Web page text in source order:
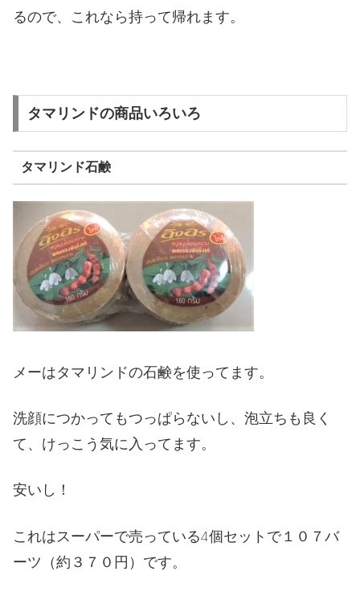
るので、これなら持って帰れます。
タマリンドの商品いろいろ
タマリンド石鹸
メーはタマリンドの石鹸を使ってます。
洗顔につかってもつっぱらないし、泡立ちも良く
て、けっこう気に入ってます。
安いし！
これはスーパーで売っている4個セットで１０７バ
ーツ（約３７０円） です。